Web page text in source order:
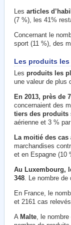
Les articles
(7 %), les 41%
Concernant le
sport (11 %), des
Les produits
Les produits les
une valeur de plus
En 2013, près de
concernaient des
tiers des produits
aérienne et 3 %
La moitié des cas
marchandises
et en Espagne (10
Au Luxembourg,
348 . Le nombre
En France, le
et 2161 cas relevés.
A Malte , le